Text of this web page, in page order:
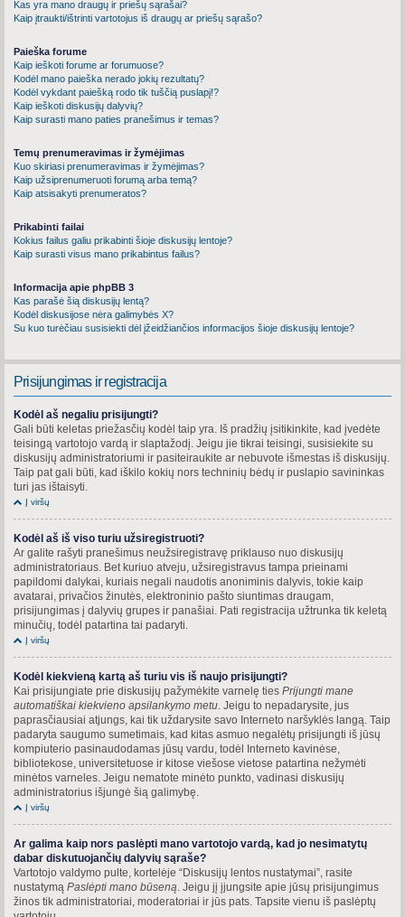
Kas yra mano draugų ir priešų sąrašai?
Kaip įtraukti/ištrinti vartotojus iš draugų ar priešų sąrašo?
Paieška forume
Kaip ieškoti forume ar forumuose?
Kodėl mano paieška nerado jokių rezultatų?
Kodėl vykdant paiešką rodo tik tuščią puslapį!?
Kaip ieškoti diskusijų dalyvių?
Kaip surasti mano paties pranešimus ir temas?
Temų prenumeravimas ir žymėjimas
Kuo skiriasi prenumeravimas ir žymėjimas?
Kaip užsiprenumeruoti forumą arba temą?
Kaip atsisakyti prenumeratos?
Prikabinti failai
Kokius failus galiu prikabinti šioje diskusijų lentoje?
Kaip surasti visus mano prikabintus failus?
Informacija apie phpBB 3
Kas parašė šią diskusijų lentą?
Kodėl diskusijose nėra galimybės X?
Su kuo turėčiau susisiekti dėl įžeidžiančios informacijos šioje diskusijų lentoje?
Prisijungimas ir registracija
Kodėl aš negaliu prisijungti?
Gali būti keletas priežasčių kodėl taip yra. Iš pradžių įsitikinkite, kad įvedėte
teisingą vartotojo vardą ir slaptažodį. Jeigu jie tikrai teisingi, susisiekite su
diskusijų administratoriumi ir pasiteiraukite ar nebuvote išmestas iš diskusijų.
Taip pat gali būti, kad iškilo kokių nors techninių bėdų ir puslapio savininkas
turi jas ištaisyti.
Į viršų
Kodėl aš iš viso turiu užsiregistruoti?
Ar galite rašyti pranešimus neužsiregistravę priklauso nuo diskusijų
administratoriaus. Bet kuriuo atveju, užsiregistravus tampa prieinami
papildomi dalykai, kuriais negali naudotis anoniminis dalyvis, tokie kaip
avatarai, privačios žinutės, elektroninio pašto siuntimas draugam,
prisijungimas į dalyvių grupes ir panašiai. Pati registracija užtrunka tik keletą
minučių, todėl patartina tai padaryti.
Į viršų
Kodėl kiekvieną kartą aš turiu vis iš naujo prisijungti?
Kai prisijungiate prie diskusijų pažymėkite varnelę ties Prijungti mane
automatiškai kiekvieno apsilankymo metu . Jeigu to nepadarysite, jus
paprasčiausiai atjungs, kai tik uždarysite savo Interneto naršyklės langą. Taip
padaryta saugumo sumetimais, kad kitas asmuo negalėtų prisijungti iš jūsų
kompiuterio pasinaudodamas jūsų vardu, todėl Interneto kavinėse,
bibliotekose, universitetuose ir kitose viešose vietose patartina nežymėti
minėtos varneles. Jeigu nematote minėto punkto, vadinasi diskusijų
administratorius išjungė šią galimybę.
Į viršų
Ar galima kaip nors paslėpti mano vartotojo vardą, kad jo nesimatytų
dabar diskutuojančių dalyvių sąraše?
Vartotojo valdymo pulte, kortelėje “Diskusijų lentos nustatymai”, rasite
nustatymą Paslėpti mano būseną . Jeigu jį įjungsite apie jūsų prisijungimus
žinos tik administratoriai, moderatoriai ir jūs pats. Tapsite vienu iš paslėptų